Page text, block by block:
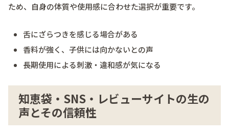
ため、自身の体質や使用感に合わせた選択が重要です。
舌にざらつきを感じる場合がある
香料が強く、子供には向かないとの声
長期使用による刺激・違和感が気になる
知恵袋・SNS・レビューサイトの生の
声とその信頼性